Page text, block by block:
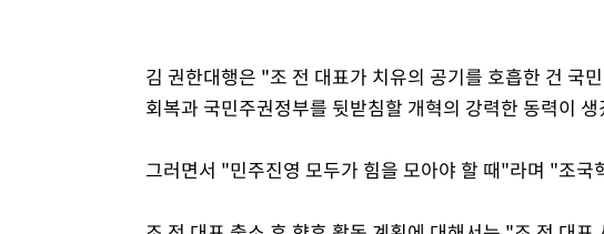
김 권한대행은 "조 전 대표가 치유의 공기를 호흡한 건 국
회복과 국민주권정부를 뒷받침할 개혁의 강력한 동력이
그러면서 "민주진영 모두가 힘을 모아야 할 때"라며 "조